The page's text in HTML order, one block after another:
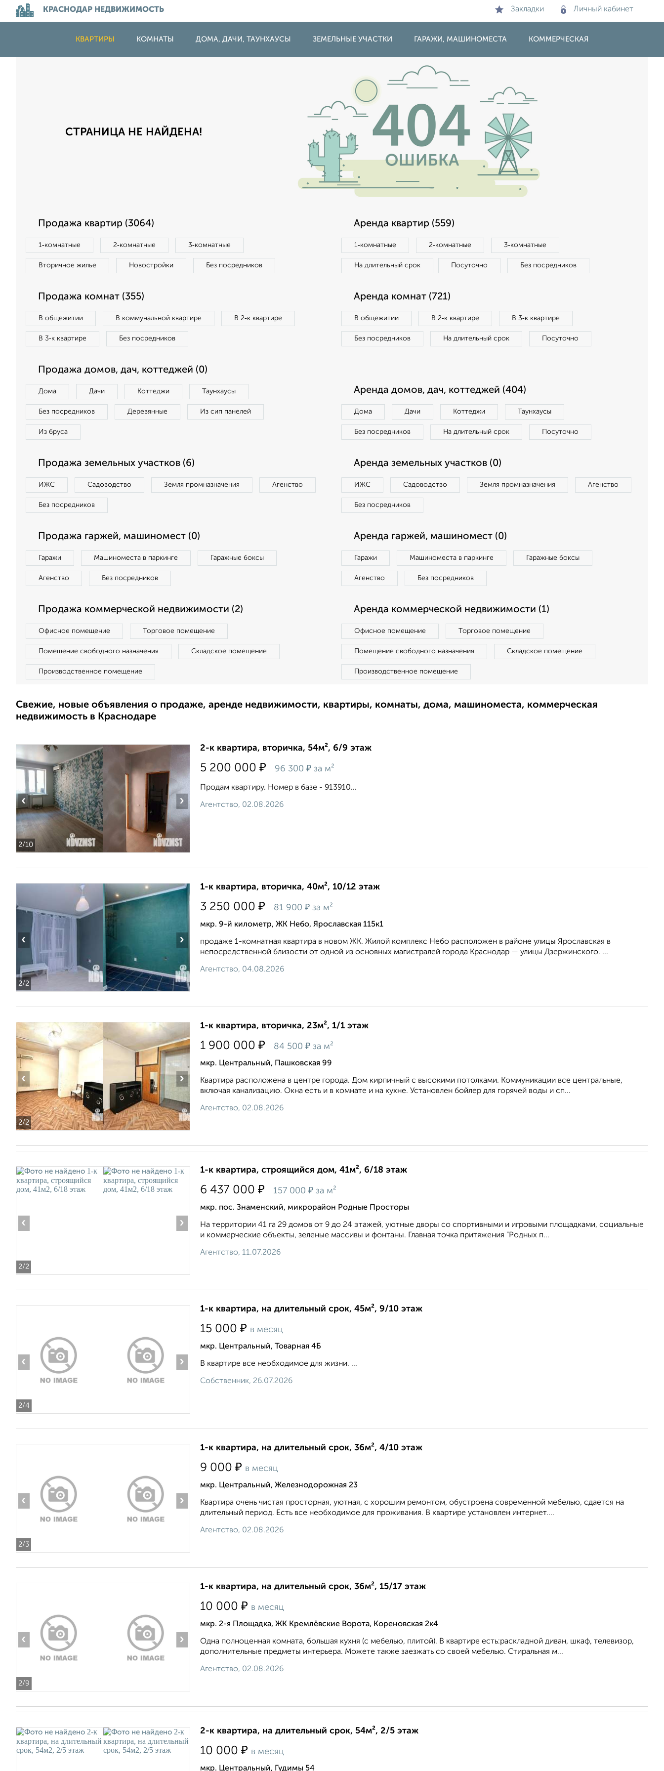
КРАСНОДАР НЕДВИЖИМОСТЬ Закладки Личный кабинет
КВАРТИРЫ КОМНАТЫ ДОМА, ДАЧИ, ТАУНХАУСЫ ЗЕМЕЛЬНЫЕ УЧАСТКИ ГАРАЖИ, МАШИНОМЕСТА КОММЕРЧЕСКАЯ
СТРАНИЦА НЕ НАЙДЕНА!
Продажа квартир (3064)
1‑комнатные 2‑комнатные 3‑комнатные
Вторичное жилье Новостройки Без посредников
Аренда квартир (559)
1‑комнатные 2‑комнатные 3‑комнатные
На длительный срок Посуточно Без посредников
Продажа комнат (355)
В общежитии В коммунальной квартире В 2‑к квартире
В 3‑к квартире Без посредников
Аренда комнат (721)
В общежитии В 2‑к квартире В 3‑к квартире
Без посредников На длительный срок Посуточно
Продажа домов, дач, коттеджей (0)
Дома Дачи Коттеджи Таунхаусы
Без посредников Деревянные Из сип панелей
Из бруса
Аренда домов, дач, коттеджей (404)
Дома Дачи Коттеджи Таунхаусы
Без посредников На длительный срок Посуточно
Продажа земельных участков (6)
ИЖС Садоводство Земля промназначения Агенство
Без посредников
Аренда земельных участков (0)
ИЖС Садоводство Земля промназначения Агенство
Без посредников
Продажа гаржей, машиномест (0)
Гаражи Машиноместа в паркинге Гаражные боксы
Агенство Без посредников
Аренда гаржей, машиномест (0)
Гаражи Машиноместа в паркинге Гаражные боксы
Агенство Без посредников
Продажа коммерческой недвижимости (2)
Офисное помещение Торговое помещение
Помещение свободного назначения Складское помещение
Производственное помещение
Аренда коммерческой недвижимости (1)
Офисное помещение Торговое помещение
Помещение свободного назначения Складское помещение
Производственное помещение
Свежие, новые объявления о продаже, аренде недвижимости, квартиры, комнаты, дома, машиноместа, коммерческая
недвижимость в Краснодаре
2/10
‹ ›
2-к квартира, вторичка, 54м², 6/9 этаж
5 200 000 ₽ 96 300 ₽ за м²
Продам квартиру. Номер в базе - 913910...
Агентство, 02.08.2026
2/2
‹ ›
1-к квартира, вторичка, 40м², 10/12 этаж
3 250 000 ₽ 81 900 ₽ за м²
мкр. 9-й километр, ЖК Небо, Ярославская 115к1
продаже 1-комнатная квартира в новом ЖК. Жилой комплекс Небо расположен в районе улицы Ярославская в
непосредственной близости от одной из основных магистралей города Краснодар — улицы Дзержинского. ...
Агентство, 04.08.2026
2/2
‹ ›
1-к квартира, вторичка, 23м², 1/1 этаж
1 900 000 ₽ 84 500 ₽ за м²
мкр. Центральный, Пашковская 99
Квартира расположена в центре города. Дом кирпичный с высокими потолками. Коммуникации все центральные,
включая канализацию. Окна есть и в комнате и на кухне. Установлен бойлер для горячей воды и сп...
Агентство, 02.08.2026
2/2
‹ ›
1-к квартира, строящийся дом, 41м², 6/18 этаж
6 437 000 ₽ 157 000 ₽ за м²
мкр. пос. Знаменский, микрорайон Родные Просторы
На территории 41 га 29 домов от 9 до 24 этажей, уютные дворы со спортивными и игровыми площадками, социальные
и коммерческие объекты, зеленые массивы и фонтаны. Главная точка притяжения "Родных п...
Агентство, 11.07.2026
2/4
‹ ›
1-к квартира, на длительный срок, 45м², 9/10 этаж
15 000 ₽ в месяц
мкр. Центральный, Товарная 4Б
В квартире все необходимое для жизни. ...
Собственник, 26.07.2026
2/3
‹ ›
1-к квартира, на длительный срок, 36м², 4/10 этаж
9 000 ₽ в месяц
мкр. Центральный, Железнодорожная 23
Квартира очень чистая просторная, уютная, с хорошим ремонтом, обустроена современной мебелью, сдается на
длительный период. Есть все необходимое для проживания. В квартире установлен интернет....
Агентство, 02.08.2026
2/9
‹ ›
1-к квартира, на длительный срок, 36м², 15/17 этаж
10 000 ₽ в месяц
мкр. 2-я Площадка, ЖК Кремлёвские Ворота, Кореновская 2к4
Одна полноценная комната, большая кухня (с мебелью, плитой). В квартире есть:раскладной диван, шкаф, телевизор,
дополнительные предметы интерьера. Можете также заезжать со своей мебелью. Стиральная м...
Агентство, 02.08.2026
2-к квартира, на длительный срок, 54м², 2/5 этаж
10 000 ₽ в месяц
мкр. Центральный, Гудимы 54